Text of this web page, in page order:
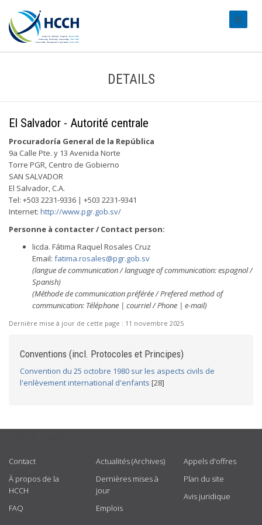
DETAILS
El Salvador - Autorité centrale
Procuradoría General de la República
9a Calle Pte. y 13 Avenida Norte
Torre PGR, Centro de Gobierno
SAN SALVADOR
El Salvador, C.A.
Tel: +503 2231-9336 | +503 2231-9341
Internet: http://www.pgr.gob.sv/
Personne à contacter / Contact person:
licda. Fátima Raquel Rosales Cruz
Email: fatima.rosales@pgr.gob.sv
(langue de communication / language of communication: espagnol /
Spanish)
(Méthode de communication préférée / Prefered method of
communication: Téléphone | courriel / Phone | e-mail)
Dernière mise à jour de cette page : 11 novembre 2025
Conventions (incl. Protocoles et Principes)
Convention du 25 octobre 1980 sur les aspects civils de
l'enlèvement international d'enfants [28]
Contact
À propos de la
HCCH
FAQ
Actualités (Archives)
Dernières mises à
jour
Emplois
Appels d'offres
Plan du site
Avis juridique